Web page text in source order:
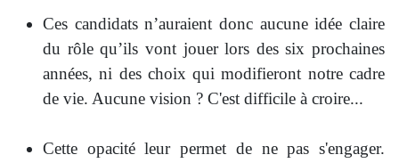
Ces candidats n’auraient donc aucune idée claire
du rôle qu’ils vont jouer lors des six prochaines
années, ni des choix qui modifieront notre cadre
de vie. Aucune vision ? C'est difficile à croire...
Cette opacité leur permet de ne pas s'engager.